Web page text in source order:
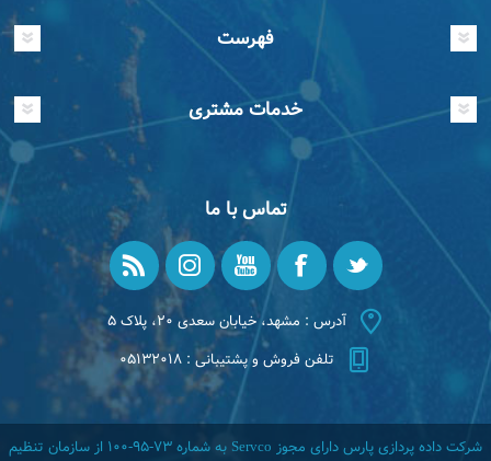
فهرست
خدمات مشتری
تماس با ما
آدرس : مشهد، خیابان سعدی ۲۰، پلاک ۵
تلفن فروش و پشتیبانی : ۰۵۱۳۲۰۱۸
شرکت داده پردازی پارس دارای مجوز Servco به شماره ۷۳-۹۵-۱۰۰ از سازمان تنظیم